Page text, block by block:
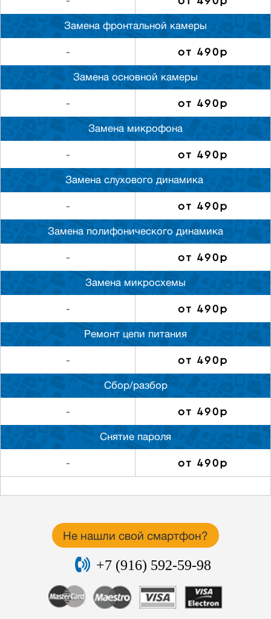
Замена фронтальной камеры
- от 490р
Замена основной камеры
- от 490р
Замена микрофона
- от 490р
Замена слуxового динамика
- от 490р
Замена полифонического динамика
- от 490р
Замена микросхемы
- от 490р
Ремонт цепи питания
- от 490р
Сбор/разбор
- от 490р
Снятие пароля
- от 490р
Не нашли свой смартфон?
+7 (916) 592-59-98